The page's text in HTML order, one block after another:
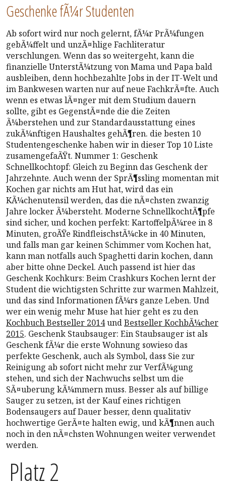
Geschenke fÃ¼r Studenten
Ab sofort wird nur noch gelernt, fÃ¼r PrÃ¼fungen
gebÃ¼ffelt und unzÃ¤hlige Fachliteratur
verschlungen. Wenn das so weitergeht, kann die
finanzielle UnterstÃ¼tzung von Mama und Papa bald
ausbleiben, denn hochbezahlte Jobs in der IT-Welt und
im Bankwesen warten nur auf neue FachkrÃ¤fte. Auch
wenn es etwas lÃ¤nger mit dem Studium dauern
sollte, gibt es GegenstÃ¤nde die die Zeiten
Ã¼berstehen und zur Standardausstattung eines
zukÃ¼nftigen Haushaltes gehÃ¶ren. die besten 10
Studentengeschenke haben wir in dieser Top 10 Liste
zusamengefaÃŸt. Nummer 1: Geschenk
Schnellkochtopf: Gleich zu Beginn das Geschenk der
Jahrzehnte. Auch wenn der SprÃ¶ssling momentan mit
Kochen gar nichts am Hut hat, wird das ein
KÃ¼chenutensil werden, das die nÃ¤chsten zwanzig
Jahre locker Ã¼bersteht. Moderne SchnellkochtÃ¶pfe
sind sicher, und kochen perfekt: KartoffelpÃ¼ree in 8
Minuten, groÃŸe RindfleischstÃ¼cke in 40 Minuten,
und falls man gar keinen Schimmer vom Kochen hat,
kann man notfalls auch Spaghetti darin kochen, dann
aber bitte ohne Deckel. Auch passend ist hier das
Geschenk Kochkurs: Beim Crashkurs Kochen lernt der
Student die wichtigsten Schritte zur warmen Mahlzeit,
und das sind Informationen fÃ¼rs ganze Leben. Und
wer ein wenig mehr Muse hat hier geht es zu den
Kochbuch Bestseller 2014undBestseller KochbÃ¼cher
2015. Geschenk Staubsauger: Ein Staubsauger ist als
Geschenk fÃ¼r die erste Wohnung sowieso das
perfekte Geschenk, auch als Symbol, dass Sie zur
Reinigung ab sofort nicht mehr zur VerfÃ¼gung
stehen, und sich der Nachwuchs selbst um die
SÃ¤uberung kÃ¼mmern muss. Besser als auf billige
Sauger zu setzen, ist der Kauf eines richtigen
Bodensaugers auf Dauer besser, denn qualitativ
hochwertige GerÃ¤te halten ewig, und kÃ¶nnen auch
noch in den nÃ¤chsten Wohnungen weiter verwendet
werden.
Platz 2